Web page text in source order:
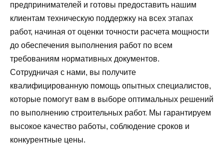
предпринимателей и готовы предоставить нашим
клиентам техническую поддержку на всех этапах
работ, начиная от оценки точности расчета мощности
до обеспечения выполнения работ по всем
требованиям нормативных документов.
Сотрудничая с нами, вы получите
квалифицированную помощь опытных специалистов,
которые помогут вам в выборе оптимальных решений
по выполнению строительных работ. Мы гарантируем
высокое качество работы, соблюдение сроков и
конкурентные цены.